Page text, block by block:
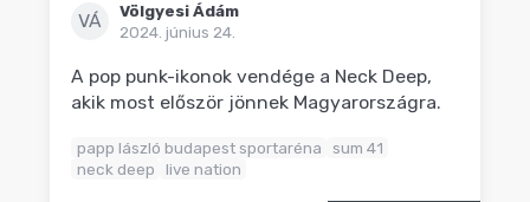
VÁ
Völgyesi Ádám
2024. június 24.
A pop punk-ikonok vendége a Neck Deep,
akik most először jönnek Magyarországra.
papp lászló budapest sportaréna
sum 41
neck deep
live nation